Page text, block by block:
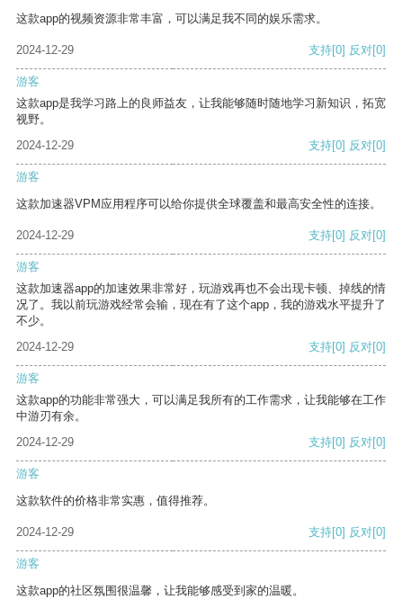
这款app的视频资源非常丰富，可以满足我不同的娱乐需求。
2024-12-29 支持[0] 反对[0]
游客
这款app是我学习路上的良师益友，让我能够随时随地学习新知识，拓宽
视野。
2024-12-29
支持[0] 反对[0]
游客
这款加速器VPM应用程序可以给你提供全球覆盖和最高安全性的连接。
2024-12-29 支持[0] 反对[0]
游客
这款加速器app的加速效果非常好，玩游戏再也不会出现卡顿、掉线的情
况了。我以前玩游戏经常会输，现在有了这个app，我的游戏水平提升了
不少。
2024-12-29
支持[0] 反对[0]
游客
这款app的功能非常强大，可以满足我所有的工作需求，让我能够在工作
中游刃有余。
2024-12-29
支持[0] 反对[0]
游客
这款软件的价格非常实惠，值得推荐。
2024-12-29 支持[0] 反对[0]
游客
这款app的社区氛围很温馨，让我能够感受到家的温暖。